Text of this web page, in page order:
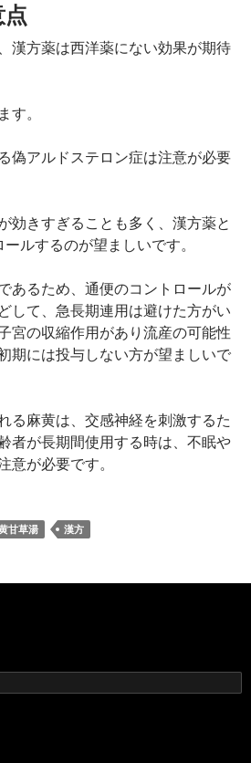
漢方薬は西洋薬にない効果が期待
す。
偽アルドステロン症は注意が必要
効きすぎることも多く、漢方薬と
ルするのが望ましいです。
あるため、通便のコントロールが
して、急長期連用は避けた方がい
宮の収縮作用があり流産の可能性
期には投与しない方が望ましいで
る麻黄は、交感神経を刺激するた
者が長期間使用する時は、不眠や
意が必要です。
甘草湯 漢方